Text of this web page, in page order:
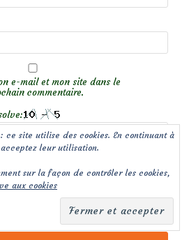
e-mail et mon site dans le
commentaire.
nouveaux commentaires par e-
les nouveaux articles par e-mail.
ce site utilise des cookies. En continuant à
leur utilisation.
sur la façon de contrôler les cookies,
aux cookies